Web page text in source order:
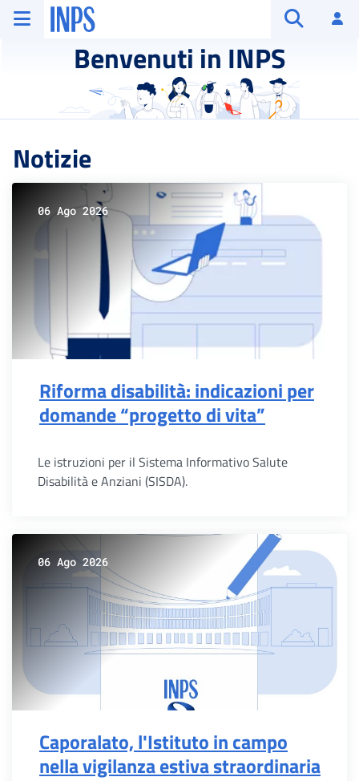
Vai al menu principale
Vai al contenuto principale
Vai al pie' di pagina
INPS ()
Benvenuti in INPS
Notizie
06 Ago 2026
Riforma disabilità: indicazioni per
domande “progetto di vita”
Le istruzioni per il Sistema Informativo Salute
Disabilità e Anziani (SISDA).
06 Ago 2026
Caporalato, l'Istituto in campo
nella vigilanza estiva straordinaria